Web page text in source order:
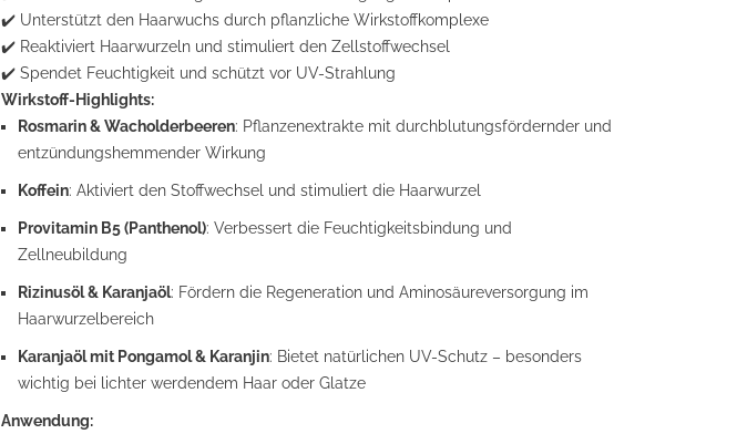
✔️ Unterstützt den Haarwuchs durch pflanzliche Wirkstoffkomplexe
✔️ Reaktiviert Haarwurzeln und stimuliert den Zellstoffwechsel
✔️ Spendet Feuchtigkeit und schützt vor UV-Strahlung
Wirkstoff-Highlights:
Rosmarin & Wacholderbeeren: Pflanzenextrakte mit durchblutungsfördernder und
entzündungshemmender Wirkung
Koffein: Aktiviert den Stoffwechsel und stimuliert die Haarwurzel
Provitamin B5 (Panthenol): Verbessert die Feuchtigkeitsbindung und
Zellneubildung
Rizinusöl & Karanjaöl: Fördern die Regeneration und Aminosäureversorgung im
Haarwurzelbereich
Karanjaöl mit Pongamol & Karanjin: Bietet natürlichen UV-Schutz – besonders
wichtig bei lichter werdendem Haar oder Glatze
Anwendung: